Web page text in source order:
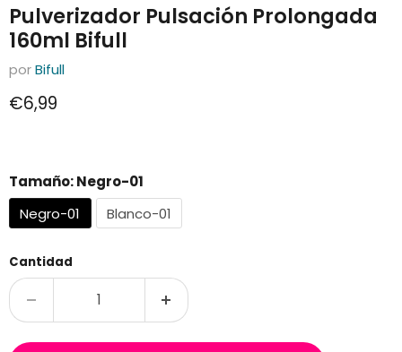
Pulverizador Pulsación Prolongada
160ml Bifull
porBifull
Precio actual
€6,99
Tamaño:Negro-01
Negro-01
Blanco-01
Cantidad